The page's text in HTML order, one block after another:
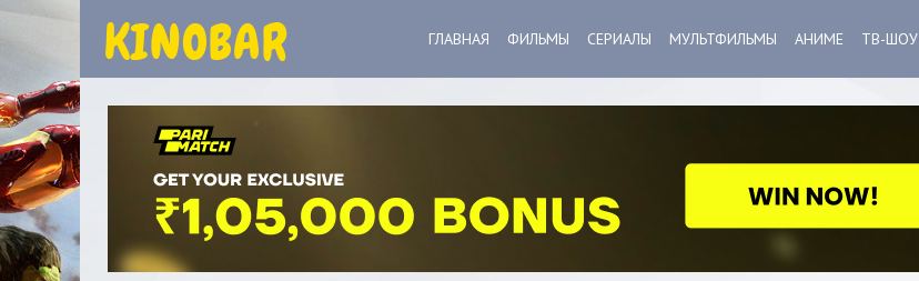
ГЛАВНАЯ ФИЛЬМЫ СЕРИАЛЫ МУЛЬТФИЛЬМЫ АНИМЕ ТВ-ШОУ